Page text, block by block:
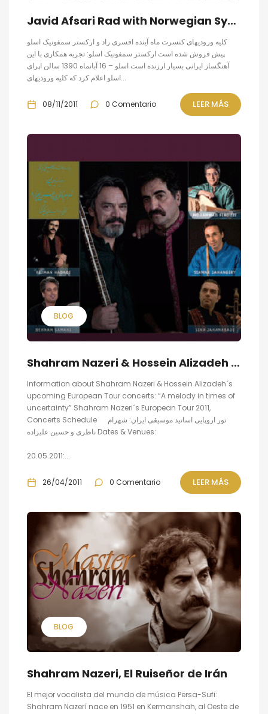
Javid Afsari Rad with Norwegian Symphony concert tickets have been sold out
کلیه ورودیهای کنسرت ماه آینده افسری راد و ارکستر سمفونیک اسلو
پیش فروش شده است ارکستر سمفونیک اسلو: تجربه همکاری با این
آهنگساز ایرانی بسیار ارزنده است اسلو – 16 آبانماه 1390 سالن اپرای
اسلو اعلام کرد که کلیه ورودیهای...
08/11/2011 0 Comentario LEER MÁS
BLOG
Shahram Nazeri & Hossein Alizadeh in Europe, May 2011
Information about Shahram Nazeri & Hossein Alizadeh´s
upcoming European Tour concerts: “A melody in times of
uncertainty” Shahram Nazeri´s European Tour 2011,
Concerts Schedule تور اروپایی اساتید موسیقی ایران: شهرام
ناظری و حسین علیزاده Dates & Venues:
20.05.2011:...
26/04/2011 0 Comentario LEER MÁS
BLOG
Shahram Nazeri, El Ruiseñor de Irán
El mejor vocalista del mundo de música Persa-Sufi:
Shahram Nazerí nace en 1951 en Kermanshah, al Oeste de